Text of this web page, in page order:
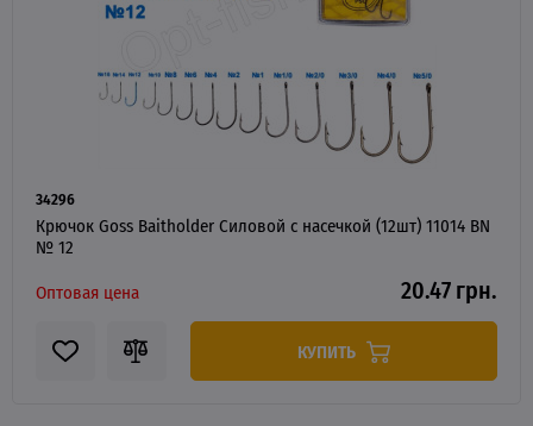
34296
Крючок Goss Baitholder Силовой с насечкой (12шт) 11014 BN
№ 12
Оптовая цена
20.47 грн.
КУПИТЬ